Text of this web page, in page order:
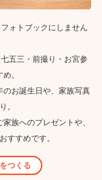
ォトブックにしません
五三・前撮り・お宮参
。
のお誕生日や、家族写真
。
族へのプレゼントや、
すすめです。
つくる